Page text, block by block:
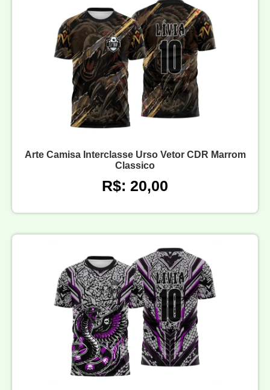
Arte Camisa Interclasse Urso Vetor CDR Marrom
Classico
R$: 20,00